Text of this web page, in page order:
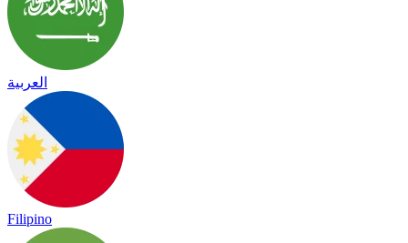
العربية
Filipino